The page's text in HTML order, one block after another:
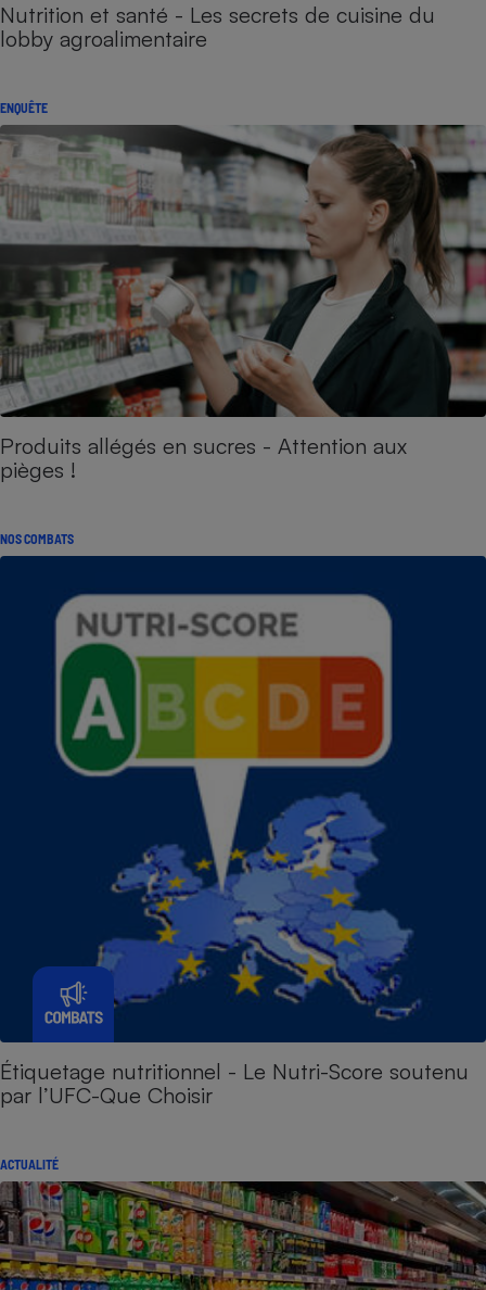
Nutrition et santé - Les secrets de cuisine du
lobby agroalimentaire
ENQUÊTE
Produits allégés en sucres - Attention aux
pièges !
NOS COMBATS
Étiquetage nutritionnel - Le Nutri-Score soutenu
par l’UFC-Que Choisir
ACTUALITÉ